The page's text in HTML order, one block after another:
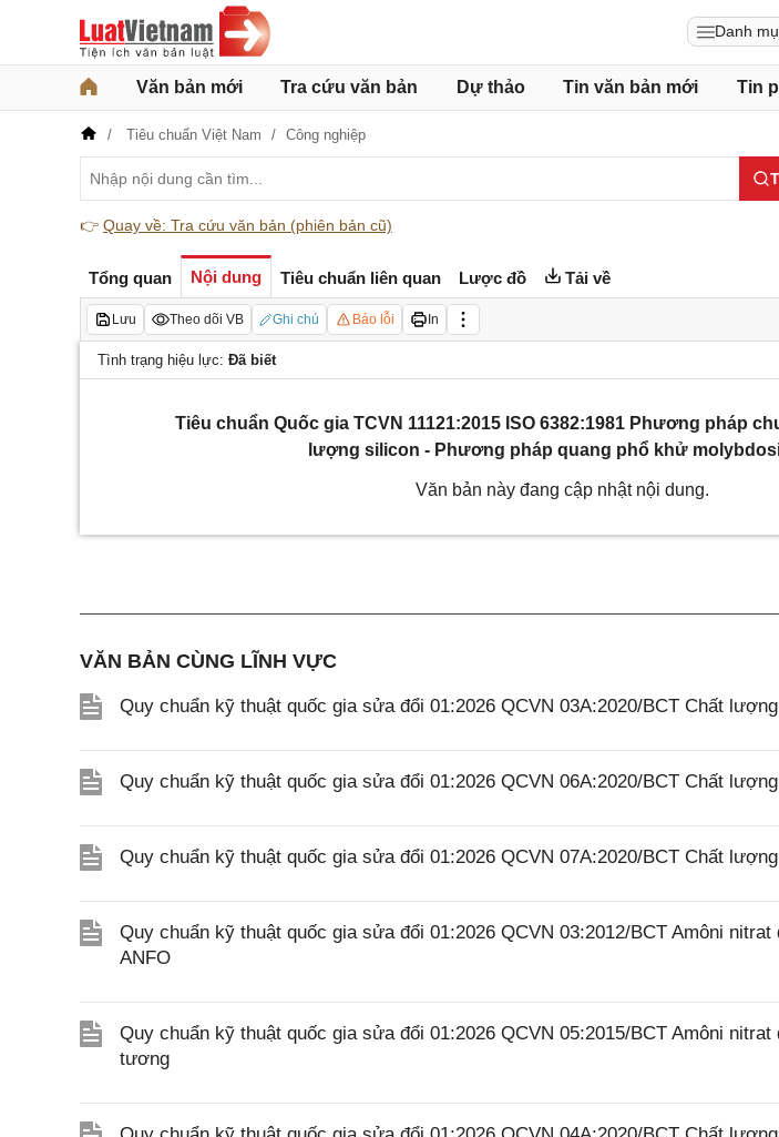
Danh
Văn bản mới Tra cứu văn bản Dự thảo Tin văn bản mới Tin
Tiêu chuẩn Việt Nam Công nghiệp
👉 Quay về: Tra cứu văn bản (phiên bản cũ)
Tổng quan Nội dung Tiêu chuẩn liên quan Lược đồ Tải về
Lưu Theo dõi VB Ghi chú Báo lỗi In
Tình trạng hiệu lực: Đã biết
Tiêu chuẩn Quốc gia TCVN 11121:2015 ISO 6382:1981 Phương pháp
lượng silicon - Phương pháp quang phổ khử
Văn bản này đang cập nhật nội dung.
VĂN BẢN CÙNG LĨNH VỰC
Quy chuẩn kỹ thuật quốc gia sửa đổi 01:2026 QCVN 03A:2020/BCT Chất
Quy chuẩn kỹ thuật quốc gia sửa đổi 01:2026 QCVN 06A:2020/BCT Chất
Quy chuẩn kỹ thuật quốc gia sửa đổi 01:2026 QCVN 07A:2020/BCT Chất
Quy chuẩn kỹ thuật quốc gia sửa đổi 01:2026 QCVN 03:2012/BCT Amôni
ANFO
Quy chuẩn kỹ thuật quốc gia sửa đổi 01:2026 QCVN 05:2015/BCT Amôni
tương